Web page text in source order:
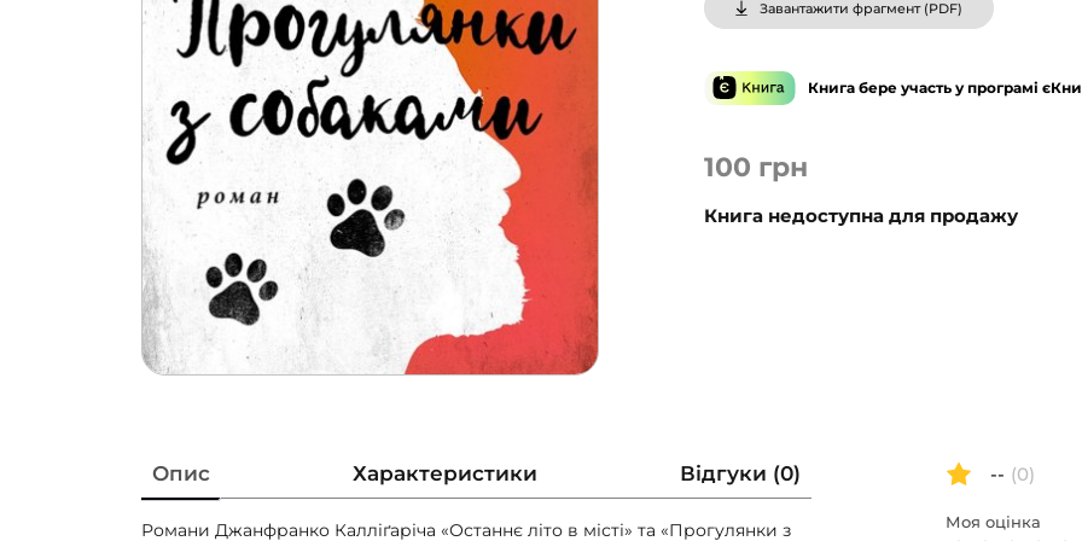
100 грн
Книга недоступна для продажу
Завантажити фрагмент (PDF)
Книга бере участь у програмі
Опис Характеристики Відгуки (0)
Романи Джанфранко Калліґаріча «Останнє літо в місті» та «Прогулянки з
-- (0)
Моя оцінка